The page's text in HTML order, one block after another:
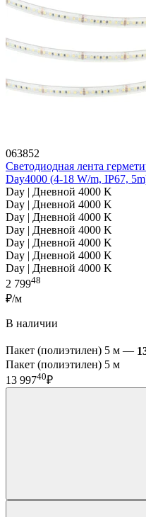
063852
Светодиодная лента
Day4000 (4-18 W/m, IP67,
Day | Дневной 4000 K
Day | Дневной 4000 K
Day | Дневной 4000 K
Day | Дневной 4000 K
Day | Дневной 4000 K
Day | Дневной 4000 K
Day | Дневной 4000 K
2 79948
₽/м
В наличии
Пакет (полиэтилен) 5 м —
Пакет (полиэтилен) 5 м
13 99740₽